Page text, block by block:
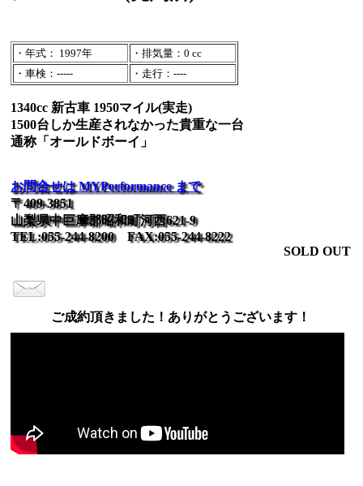
・年式： 1997年
・排気量：0 cc
・車検：-----
・走行：----
1340cc 新古車 1950マイル(実走)
1500台しか生産されなかった貴重な一台
通称「オールドボーイ」
お問合せは MYPerformance まで
〒409-3851
山梨県中巨摩郡昭和町河西621-9
TEL:055-244-8200 FAX:055-244-8222
SOLD OUT
ご成約頂きました！ありがとうございます！